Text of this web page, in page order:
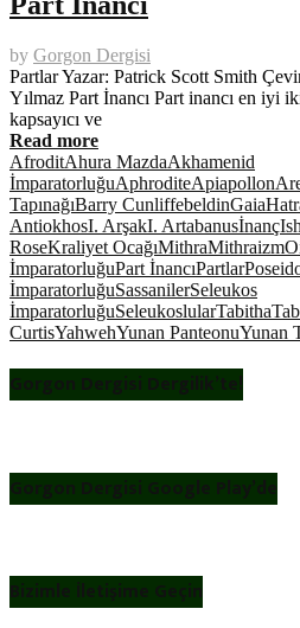
by Gorgon Dergisi
Partlar Yazar: Patrick Scott Smith
Yılmaz Part İnancı Part inancı en iyi
kapsayıcı ve
Read more
AfroditAhura MazdaAkhamenid
İmparatorluğuAphroditeApiapollon
TapınağıBarry CunliffebeldinGaia
AntiokhosI. ArşakI. Artabanusİnanç
RoseKraliyet OcağıMithraMithraizm
İmparatorluğuPart İnancıPartlar
İmparatorluğuSassanilerSeleukos
İmparatorluğuSeleukoslularTabitha
CurtisYahwehYunan PanteonuYunan
Gorgon Dergisi Dergilik’te!
Gorgon Dergisi Google Play’de
Bizimle İletişime Geçin